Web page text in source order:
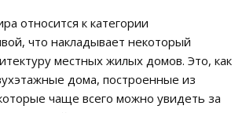
относится к категории
что накладывает некоторый
местных жилых домов. Это, как
дома, построенные из
чаще всего можно увидеть за